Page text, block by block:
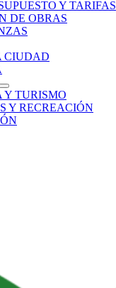
Y TARIFAS
DE OBRAS
CIUDAD
Y TURISMO
Y RECREACIÓN